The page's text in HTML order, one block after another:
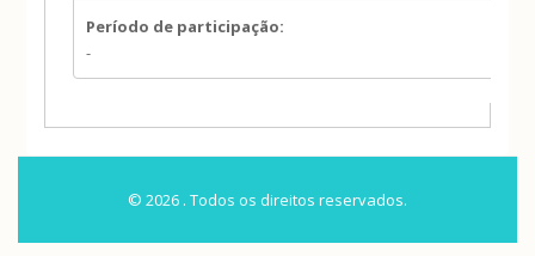
Período de participação:
-
© 2026 . Todos os direitos reservados.